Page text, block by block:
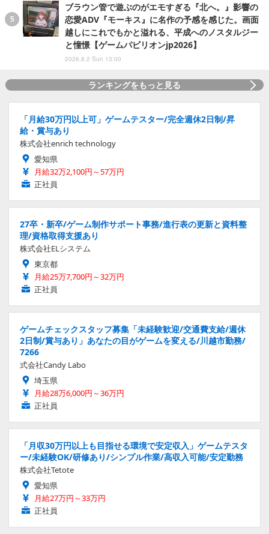
ブラウン管で遊ぶのがエモすぎる『北へ。』影響の
恋愛ADV『モーキス』に名作の予感を感じた。画面
越しにこれでもかと溢れる、平成へのノスタルジー
と憧憬【ゲームパビリオンjp2026】
2026.8.2 Sun 13:00
ランキングをもっと見る
「月給30万円以上可」ゲームテスター/完全週休2日制/昇
給・賞与あり
株式会社enrich technology
愛知県
月給32万2,100円～57万円
正社員
27卒・新卒/ゲーム制作サポート事務/進行表の更新と資料整
理/資格取得支援あり
株式会社ELシステム
東京都
月給25万7,700円～32万円
正社員
ゲームチェックスタッフ募集「未経験歓迎/交通費支給/週休
2日制/賞与あり」あなたの目がゲームを変える/川越市勤務/
7266
式会社Candy Labo
埼玉県
月給28万6,000円～36万円
正社員
「月収30万円以上も目指せる環境で安定収入」ゲームテスタ
ー/未経験OK/研修あり/シンプル作業/高収入可能/安定勤務
株式会社Tetote
愛知県
月給27万円～33万円
正社員